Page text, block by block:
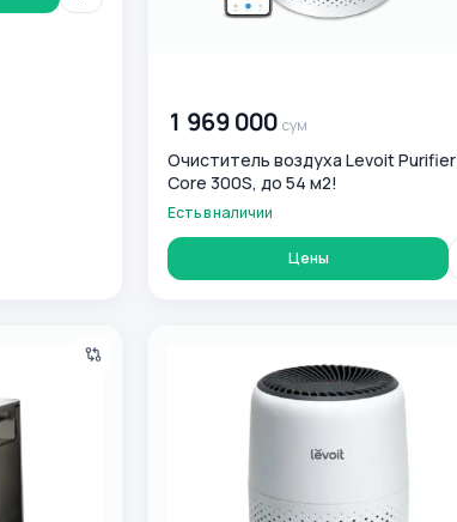
1 969 000 сум
Очиститель воздуха Levoit Purifier
Core 300S, до 54 м2!
Есть в наличии
Цены